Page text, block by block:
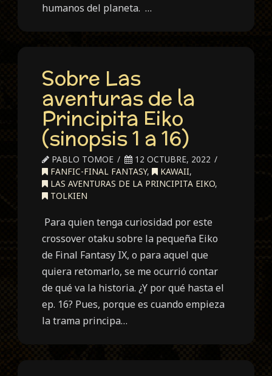
humanos del planeta. …
Sobre Las
aventuras de la
Principita Eiko
(sinopsis 1 a 16)
PABLO TOMOE
12 OCTUBRE, 2022
FANFIC-FINAL FANTASY, KAWAII,
LAS AVENTURAS DE LA PRINCIPITA EIKO,
TOLKIEN
Para quien tenga curiosidad por este
crossover otaku sobre la pequeña Eiko
de Final Fantasy IX, o para aquel que
quiera retomarlo, se me ocurrió contar
de qué va la historia. ¿Y por qué hasta el
ep. 16? Pues, porque es cuando empieza
la trama principa…